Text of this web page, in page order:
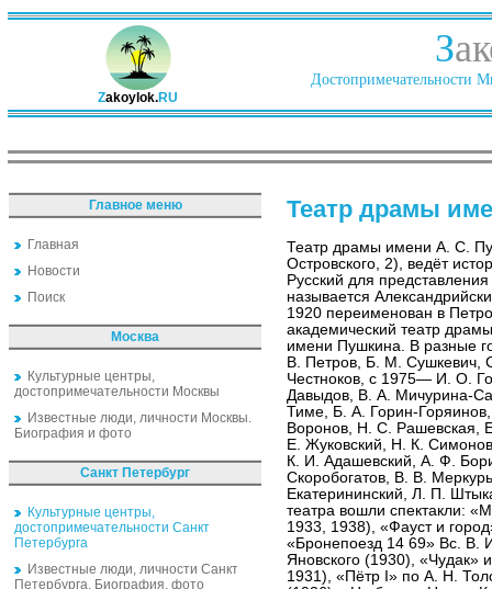
Zakoylok.RU
З
Достопримечательности
Главное меню
Главная
Новости
Поиск
Москва
Культурные центры,
достопримечательности Москвы
Известные люди, личности Москвы.
Биография и фото
Санкт Петербург
Культурные центры,
достопримечательности Санкт
Петербурга
Известные люди, личности Санкт
Петербурга. Биография, фото
Театр драмы
Театр драмы имени А. С.
Островского, 2), ведёт
Русский для
называется
1920 переименован в
академический театр
имени Пушкина. В разные
В. Петров, Б. М. Сушкевич,
Честноков, с 1975— И. О.
Давыдов, В. А. Мичурина-
Тиме, Б. А. Горин-
Воронов, Н. С. Рашевская,
Е. Жуковский, Н. К.
К. И. Адашевский, А. Ф.
Скоробогатов, В. В.
Екатерининский, Л. П.
театра вошли спектакли:
1933, 1938), «Фауст и
«Бронепоезд 14 69» Вс. В.
Яновского (1930), «Чудак»
1931), «Пётр I» по А. Н.